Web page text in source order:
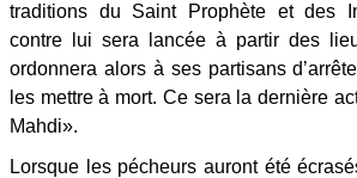
traditions du Saint Prophète et des
contre lui sera lancée à partir des
ordonnera alors à ses partisans
les mettre à mort. Ce sera la dernière
Mahdi».
Lorsque les pécheurs auront été